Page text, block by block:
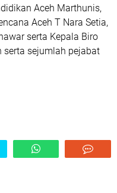
Aceh Marthunis,
Aceh T Nara Setia,
serta Kepala Biro
serta sejumlah pejabat